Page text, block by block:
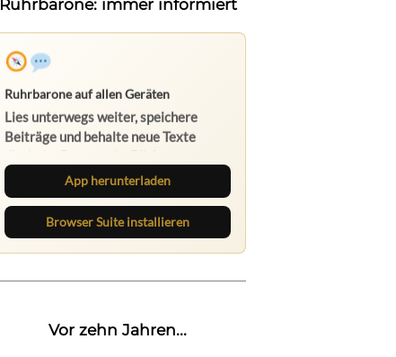
App herunterladen
Browser Suite installieren
Vor zehn Jahren...